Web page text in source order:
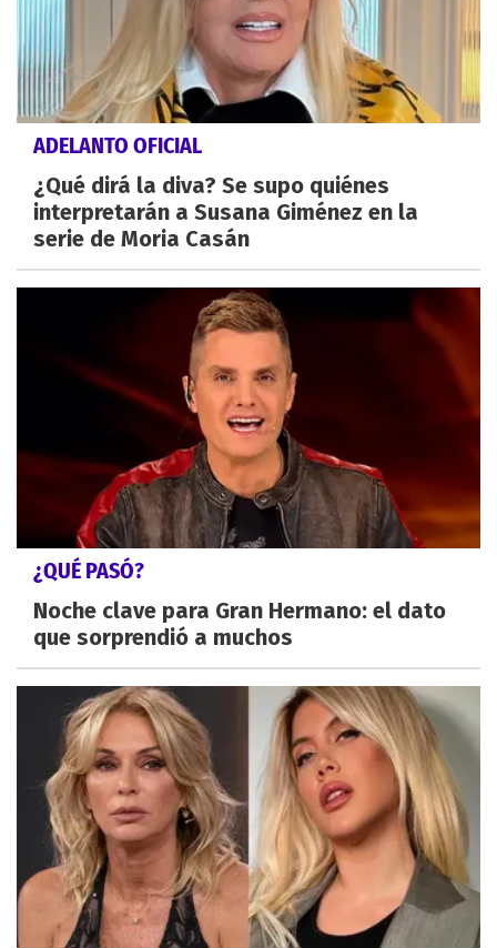
ADELANTO OFICIAL
¿Qué dirá la diva? Se supo quiénes
interpretarán a Susana Giménez en la
serie de Moria Casán
¿QUÉ PASÓ?
Noche clave para Gran Hermano: el dato
que sorprendió a muchos